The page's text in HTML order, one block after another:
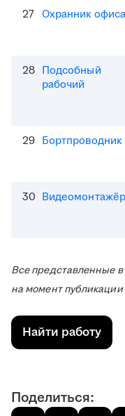
27 Охранник офиса
28 Подсобный
рабочий
29 Бортпроводник
30 Видеомонтажёр
Все представленные
на момент
Найти работу
Поделиться: